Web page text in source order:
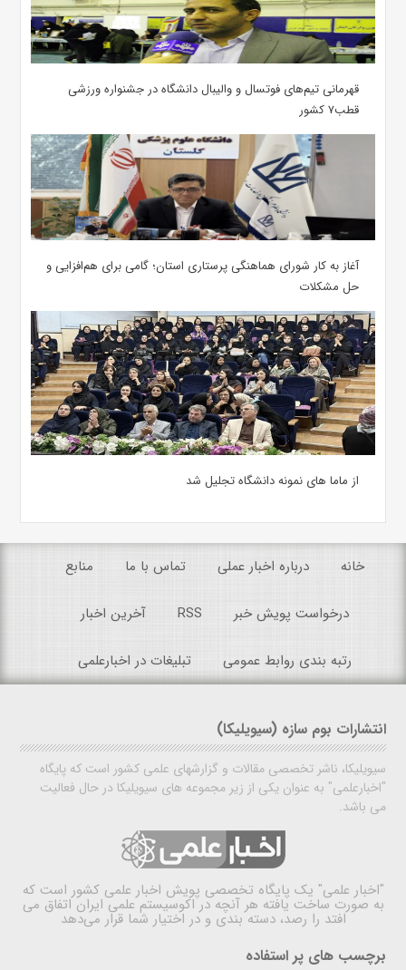
قهرمانی تیم‌های فوتسال و والیبال دانشگاه در جشنواره ورزشی
قطب۷ کشور
آغاز به کار شورای هماهنگی پرستاری استان؛ گامی برای هم‌افزایی و
حل مشکلات
از ماما های نمونه دانشگاه تجلیل شد
خانه درباره اخبار عملی تماس با ما منابع
درخواست پویش خبر RSS آخرین اخبار
رتبه بندی روابط عمومی تبلیغات در اخبارعلمی
انتشارات بوم سازه (سیویلیکا)
سیویلیکا، ناشر تخصصی مقالات و گزارشهای علمی کشور است که پایگاه
"اخبارعلمی" به عنوان یکی از زیر مجموعه های سیویلیکا در حال فعالیت
می باشد.
"اخبار علمی" یک پایگاه تخصصی پویش اخبار علمی کشور است که
به صورت ساخت یافته هر آنچه در اکوسیستم علمی ایران اتفاق می
افتد را رصد، دسته بندی و در اختیار شما قرار می‌دهد
برچسب های پر استفاده